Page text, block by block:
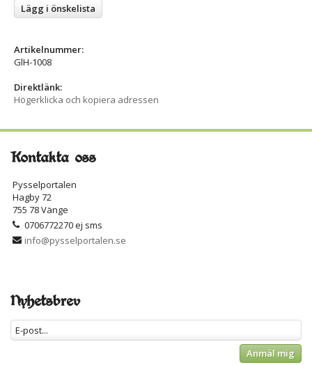
Lägg i önskelista
Artikelnummer:
GlH-1008
Direktlänk:
Högerklicka och kopiera adressen
Kontakta oss
Pysselportalen
Hagby 72
755 78 Vänge
0706772270 ej sms
info@pysselportalen.se
Nyhetsbrev
Anmäl mig